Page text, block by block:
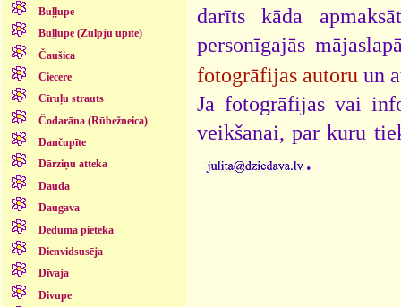
Buļļupe
Buļļupe (Zulpju upīte)
Čaušica
Ciecere
Cīruļu strauts
Čodarāna (Rūbežneica)
Dančupīte
Dārziņu atteka
Dauda
Daugava
Deduma pieteka
Dienvidsusēja
Dīvaja
Divupe
darīts kāda
personīgajās
fotogrāfijas autoru un
Ja fotogrāfijas vai
veikšanai, par kuru
.